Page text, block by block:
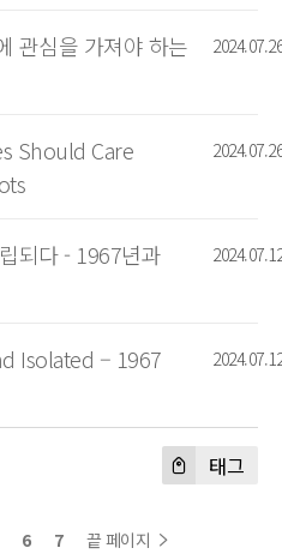
관심을 가져야 하는
2024.07.26
Should Care
2024.07.26
되다 - 1967년과
2024.07.12
Isolated – 1967
2024.07.12
태그
6 7 끝 페이지